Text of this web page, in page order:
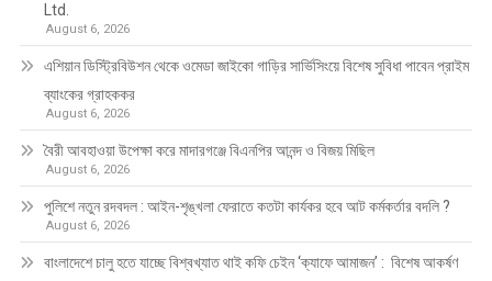
Ltd.
August 6, 2026
এশিয়ান ডিস্ট্রিবিউশন থেকে ওমেডা জাইকো গাড়ির সার্ভিসিংয়ে বিশেষ সুবিধা পাবেন প্রাইম
ব্যাংকের গ্রাহককর
August 6, 2026
বৈরী আবহাওয়া উপেক্ষা করে মাদারগঞ্জে বিএনপির আনন্দ ও বিজয় মিছিল
August 6, 2026
পুলিশে নতুন রদবদল : আইন-শৃঙ্খলা ফেরাতে কতটা কার্যকর হবে আট কর্মকর্তার বদলি ?
August 6, 2026
​​বাংলাদেশে চালু হতে যাচ্ছে বিশ্বখ্যাত থাই কফি চেইন ‘ক্যাফে আমাজন’ : বিশেষ আকর্ষণ